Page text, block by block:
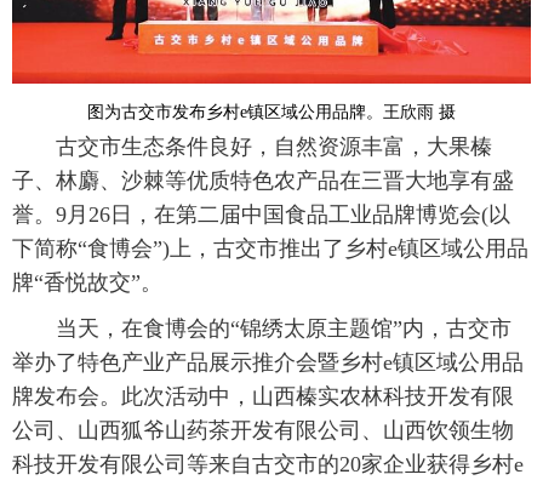
图为古交市发布乡村e镇区域公用品牌。王欣雨 摄
古交市生态条件良好，自然资源丰富，大果榛
子、林麝、沙棘等优质特色农产品在三晋大地享有盛
誉。9月26日，在第二届中国食品工业品牌博览会(以
下简称“食博会”)上，古交市推出了乡村e镇区域公用品
牌“香悦故交”。
当天，在食博会的“锦绣太原主题馆”内，古交市
举办了特色产业产品展示推介会暨乡村e镇区域公用品
牌发布会。此次活动中，山西榛实农林科技开发有限
公司、山西狐爷山药茶开发有限公司、山西饮领生物
科技开发有限公司等来自古交市的20家企业获得乡村e